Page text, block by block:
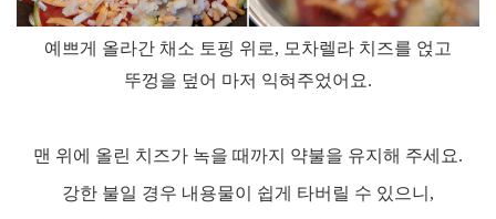
예쁘게 올라간 채소 토핑 위로, 모차렐라 치즈를 얹고
뚜껑을 덮어 마저 익혀주었어요.
맨 위에 올린 치즈가 녹을 때까지 약불을 유지해 주세요.
강한 불일 경우 내용물이 쉽게 타버릴 수 있으니 ,